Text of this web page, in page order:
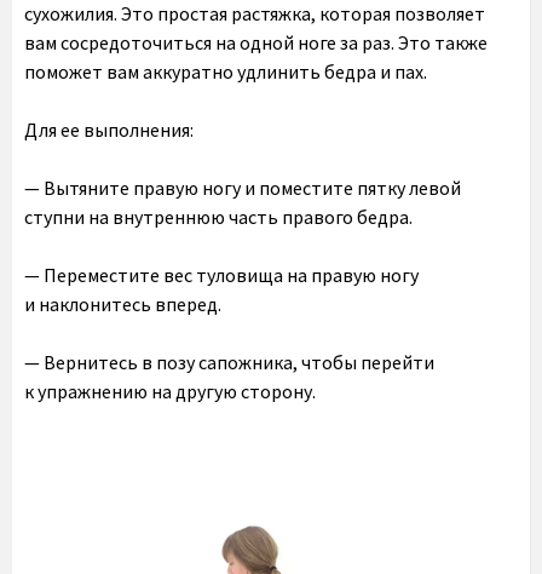
сухожилия. Это простая растяжка, которая позволяет
вам сосредоточиться на одной ноге за раз. Это также
поможет вам аккуратно удлинить бедра и пах.
Для ее выполнения:
— Вытяните правую ногу и поместите пятку левой
ступни на внутреннюю часть правого бедра.
— Переместите вес туловища на правую ногу
и наклонитесь вперед.
— Вернитесь в позу сапожника, чтобы перейти
к упражнению на другую сторону.